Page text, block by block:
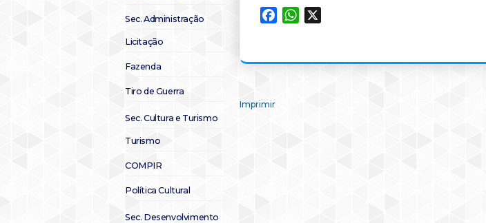
Sec. Administração
Licitação
Fazenda
Tiro de Guerra
Sec. Cultura e Turismo
Turismo
COMPIR
Política Cultural
Sec. Desenvolvimento
FacebookWhatsApp
Imprimir